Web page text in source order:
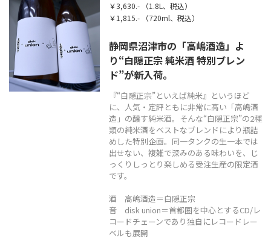
￥3,630.- （1.8L、税込）
￥1,815.- （720ml、税込）
静岡県沼津市の「高嶋酒造」よ
り“白隠正宗 純米酒 特別ブレン
ド”が新入荷。
『“白隠正宗”といえば純米』というほど
に、人気・定評ともに非常に高い「高嶋酒
造」の醸す純米酒。そんな“白隠正宗”の2種
類の純米酒をベストなブレンドにより瓶詰
めした特別企画。同一タンクの生一本では
出せない、複雑で深みのある味わいを、じ
っくりしっとり楽しめる受注生産の限定酒
です。
酒 高嶋酒造＝白隠正宗
音 disk union＝首都圏を中心とするCD/レ
コードチェーンであり独自にレコードレー
ベルも展開
全国へ発送致します
TEL 0544-27-5102
火〜土曜日 9:30〜19:00
定休日：日曜日、月曜日